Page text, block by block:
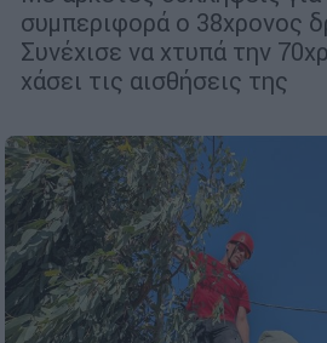
συμπεριφορά ο 38χρονος
Συνέχισε να χτυπά την
χάσει τις αισθήσεις της